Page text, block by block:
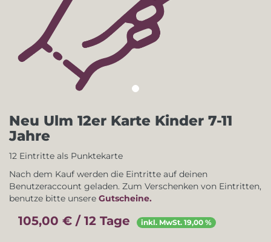
Neu Ulm 12er Karte Kinder 7-11
Jahre
12 Eintritte als Punktekarte
Nach dem Kauf werden die Eintritte auf deinen
Benutzeraccount geladen. Zum Verschenken von Eintritten,
benutze bitte unsere Gutscheine.
105,00 € / 12 Tage inkl. MwSt. 19,00 %